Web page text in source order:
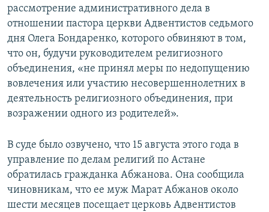
рассмотрение административного дела в
отношении пастора церкви Адвентистов седьмого
дня Олега Бондаренко, которого обвиняют в том,
что он, будучи руководителем религиозного
объединения, «не принял меры по недопущению
вовлечения или участию несовершеннолетних в
деятельность религиозного объединения, при
возражении одного из родителей».
В суде было озвучено, что 15 августа этого года в
управление по делам религий по Астане
обратилась гражданка Абжанова. Она сообщила
чиновникам, что ее муж Марат Абжанов около
шести месяцев посещает церковь Адвентистов